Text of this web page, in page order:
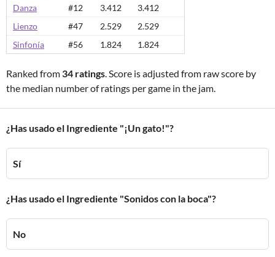
Danza
#12 3.412
3.412
Lienzo
#47 2.529
2.529
Sinfonía
#56 1.824 1.824
Ranked from 34 ratings. Score is adjusted from raw score by
the median number of ratings per game in the jam.
¿Has usado el Ingrediente "¡Un gato!"?
Sí
¿Has usado el Ingrediente "Sonidos con la boca"?
No